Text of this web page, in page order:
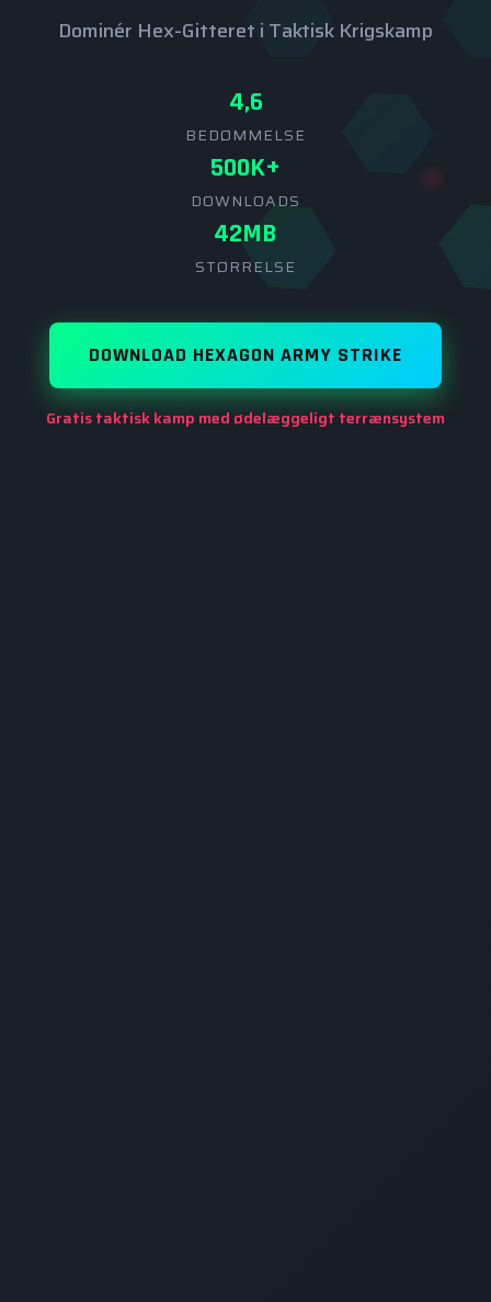
Dominér Hex-Gitteret i Taktisk Krigskamp
4,6
BEDØMMELSE
500K+
DOWNLOADS
42MB
STØRRELSE
DOWNLOAD HEXAGON ARMY STRIKE
Gratis taktisk kamp med ødelæggeligt terrænsystem